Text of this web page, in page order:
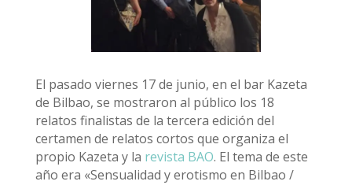
El pasado viernes 17 de junio, en el bar Kazeta
de Bilbao, se mostraron al público los 18
relatos finalistas de la tercera edición del
certamen de relatos cortos que organiza el
propio Kazeta y la revista BAO. El tema de este
año era «Sensualidad y erotismo en Bilbao /